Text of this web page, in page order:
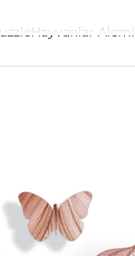
Hayvanlar Alemi